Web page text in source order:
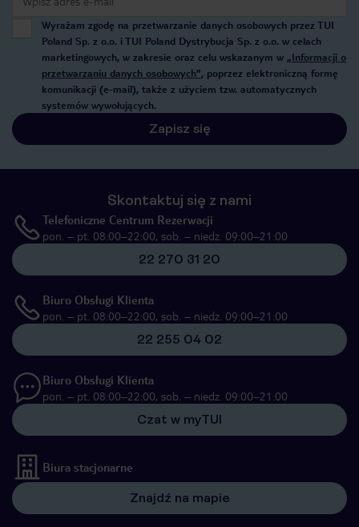
Wyrażam zgodę na przetwarzanie danych osobowych przez TUI
Poland Sp. z o.o. i TUI Poland Dystrybucja Sp. z o.o. w celach
marketingowych, w zakresie oraz celu wskazanym w „Informacji o
przetwarzaniu danych osobowych”, poprzez elektroniczną formę
komunikacji (e-mail), także z użyciem tzw. automatycznych
systemów wywołujących.
Zapisz się
Skontaktuj się z nami
Telefoniczne Centrum Rezerwacji
pon. – pt. 08:00–22:00, sob. – niedz. 09:00–21:00
22 270 31 20
Biuro Obsługi Klienta
pon. – pt. 08:00–22:00, sob. – niedz. 09:00–21:00
22 255 04 02
Biuro Obsługi Klienta
pon. – pt. 08:00–22:00, sob. – niedz. 09:00–21:00
Czat w myTUI
Biura stacjonarne
Znajdź na mapie